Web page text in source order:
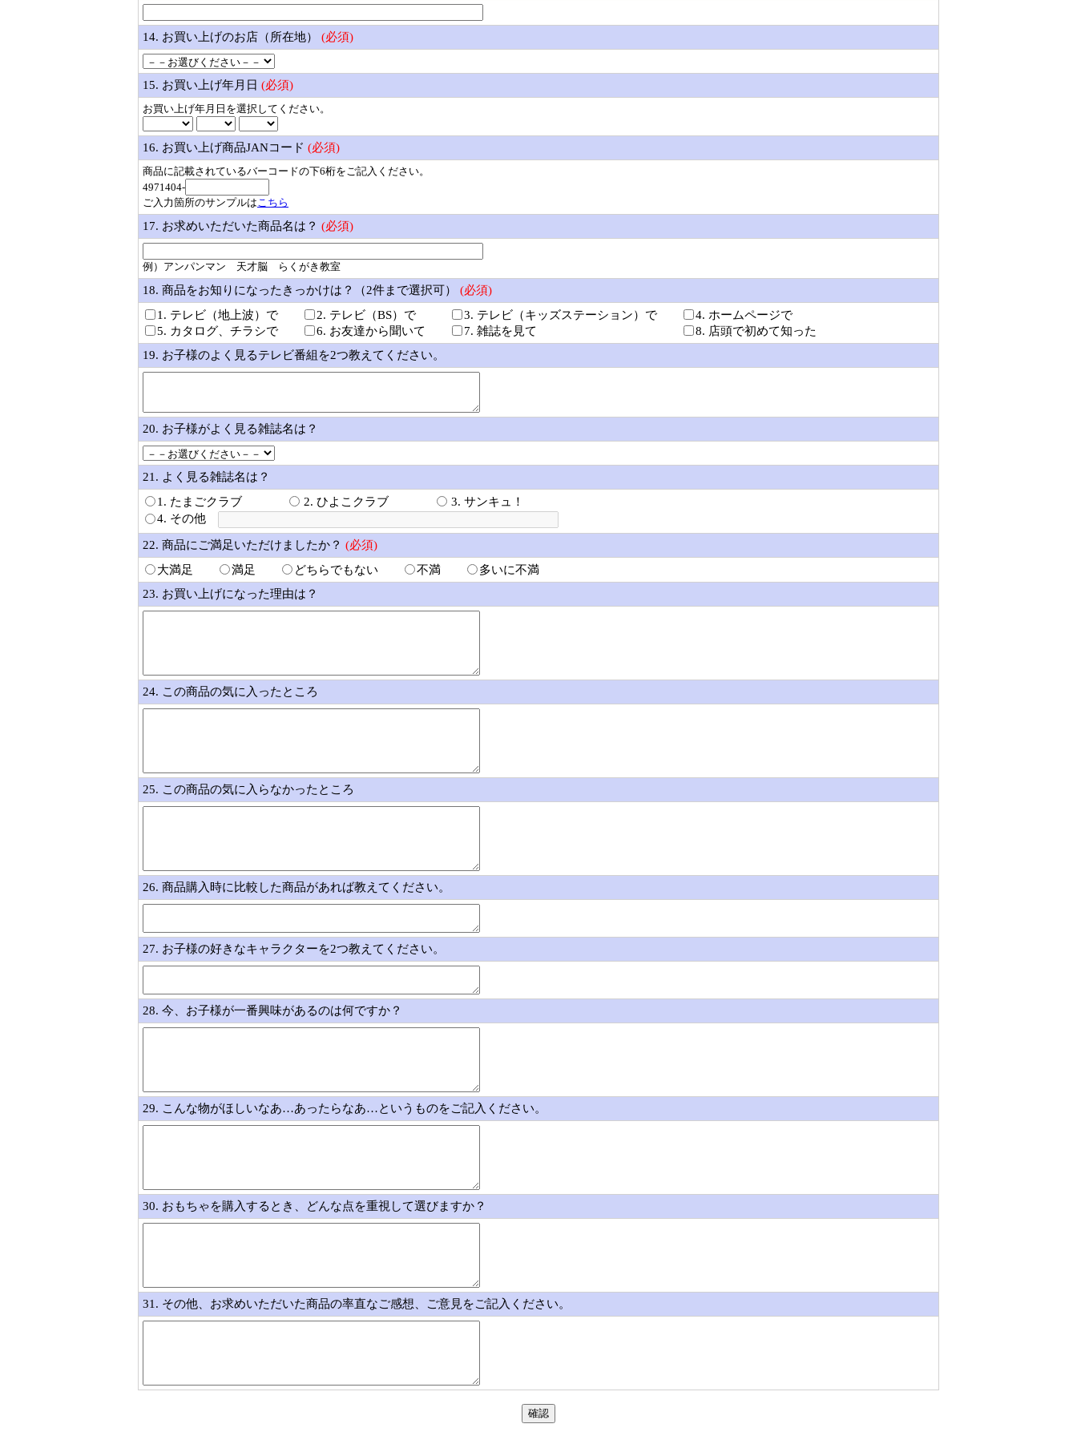
14. お買い上げのお店（所在地） (必須)
15. お買い上げ年月日 (必須)
お買い上げ年月日を選択してください。
16. お買い上げ商品JANコード (必須)
商品に記載されているバーコードの下6桁をご記入ください。
4971404-
ご入力箇所のサンプルはこちら
17. お求めいただいた商品名は？ (必須)
例）アンパンマン 天才脳 らくがき教室
18. 商品をお知りになったきっかけは？（2件まで選択可） (必須)
1. テレビ（地上波）で
2. テレビ（BS）で 3. テレビ（キッズステーション）で
4. ホームページで
5. カタログ、チラシで
6. お友達から聞いて 7. 雑誌を見て
8. 店頭で初めて知った
19. お子様のよく見るテレビ番組を2つ教えてください。
20. お子様がよく見る雑誌名は？
21. よく見る雑誌名は？
1. たまごクラブ
2. ひよこクラブ
3. サンキュ！
4. その他
22. 商品にご満足いただけましたか？ (必須)
大満足
満足 どちらでもない 不満
多いに不満
23. お買い上げになった理由は？
24. この商品の気に入ったところ
25. この商品の気に入らなかったところ
26. 商品購入時に比較した商品があれば教えてください。
27. お子様の好きなキャラクターを2つ教えてください。
28. 今、お子様が一番興味があるのは何ですか？
29. こんな物がほしいなあ…あったらなあ…というものをご記入ください。
30. おもちゃを購入するとき、どんな点を重視して選びますか？
31. その他、お求めいただいた商品の率直なご感想、ご意見をご記入ください。